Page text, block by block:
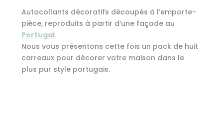
Les
options
peuvent
être
choisies
Autocollants décoratifs découpés à l’emporte-
pièce, reproduits à partir d’une façade au
Portugal.
Nous vous présentons cette fois un pack de huit
carreaux pour décorer votre maison dans le
plus pur style portugais.